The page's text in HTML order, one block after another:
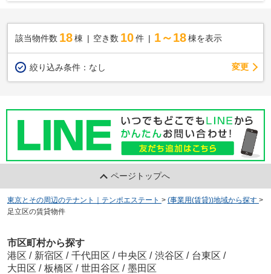
該当物件数 18棟 空き数 10 件 1～18 棟を表示
絞り込み条件： なし 変更
ページトップへ
東京とその周辺のテナント｜テンポエステート > (事業用(賃貸))地域から探す >
足立区の賃貸物件
市区町村から探す
港区 / 新宿区 / 千代田区 / 中央区 / 渋谷区 / 台東区 /
大田区 / 板橋区 / 世田谷区 / 墨田区